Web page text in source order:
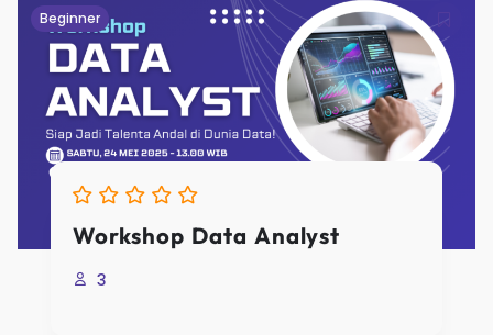
Beginner
Workshop Data Analyst
3